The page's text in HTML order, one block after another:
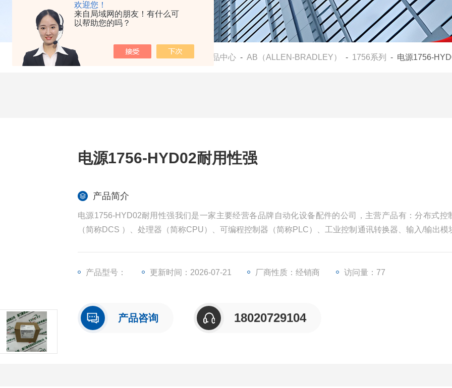
欢迎您！
来自局域网的朋友！有什么可
以帮助您的吗？
当前位置：首页- 产品中心 - AB（ALLEN-BRADLEY） - 1756系列 - 电源1756-
电源1756-HYD02耐用性强
产品简介
电源1756-HYD02耐用性强我们是一家主要经营各品牌自动化设备配件的公司，主营产品有：分布式控
（简称DCS ）、处理器（简称CPU）、可编程控制器（简称PLC）、工业控制通讯转换器、输入/输出模
产品型号： 更新时间：2026-07-21 厂商性质：经销商 访问量：77
产品咨询 18020729104